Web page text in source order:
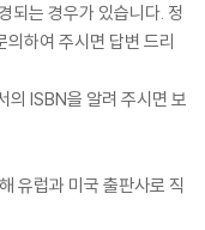
되는 경우가 있습니다. 정
하여 주시면 답변 드리
의 ISBN을 알려 주시면 보
유럽과 미국 출판사로 직